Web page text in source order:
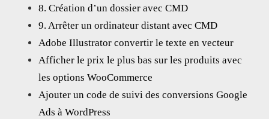
8. Création d’un dossier avec CMD
9. Arrêter un ordinateur distant avec CMD
Adobe Illustrator convertir le texte en vecteur
Afficher le prix le plus bas sur les produits avec
les options WooCommerce
Ajouter un code de suivi des conversions Google
Ads à WordPress